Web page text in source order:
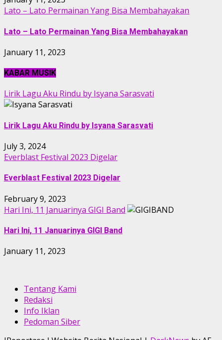
Lato – Lato Permainan Yang Bisa Membahayakan
Lato – Lato Permainan Yang Bisa Membahayakan
January 11, 2023
KABAR MUSIK
Lirik Lagu Aku Rindu by Isyana Sarasvati
Lirik Lagu Aku Rindu by Isyana Sarasvati
July 3, 2024
Everblast Festival 2023 Digelar
Everblast Festival 2023 Digelar
February 9, 2023
Hari Ini, 11 Januarinya GIGI Band
Hari Ini, 11 Januarinya GIGI Band
January 11, 2023
Tentang Kami
Redaksi
Info Iklan
Pedoman Siber